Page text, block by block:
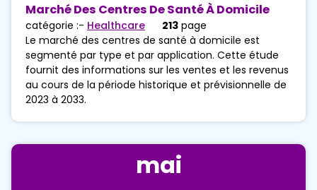
Marché Des Centres De Santé À Domicile
catégorie :- Healthcare 213 page
Le marché des centres de santé à domicile est
segmenté par type et par application. Cette étude
fournit des informations sur les ventes et les revenus
au cours de la période historique et prévisionnelle de
2023 à 2033.
mai